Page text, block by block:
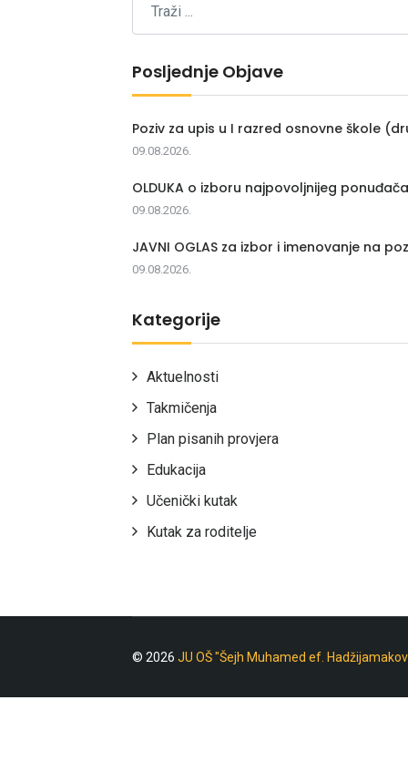
Posljednje Objave
Poziv za upis u I razred osnovne škole
09.08.2026.
OLDUKA o izboru najpovoljnijeg
09.08.2026.
JAVNI OGLAS za izbor i imenovanje na
09.08.2026.
Kategorije
Aktuelnosti
Takmičenja
Plan pisanih provjera
Edukacija
Učenički kutak
Kutak za roditelje
© 2026 JU OŠ "Šejh Muhamed ef.